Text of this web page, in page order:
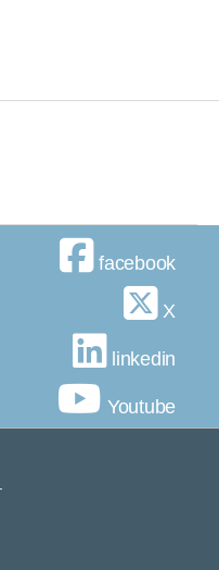
facebook
X
linkedin
Youtube